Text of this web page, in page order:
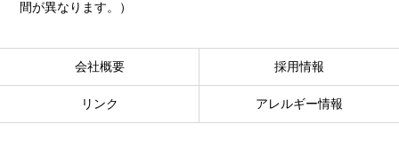
間が異なります。）
会社概要 採用情報
リンク アレルギー情報